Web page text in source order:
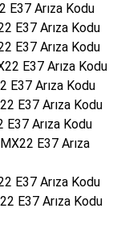
E37 Arıza Kodu
E37 Arıza Kodu
E37 Arıza Kodu
E37 Arıza Kodu
E37 Arıza Kodu
E37 Arıza Kodu
Arıza Kodu
E37 Arıza
E37 Arıza Kodu
E37 Arıza Kodu